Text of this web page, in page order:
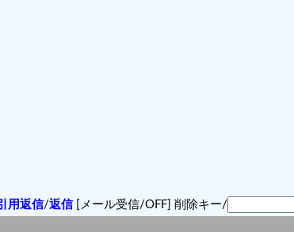
用返信/返信[メール受信/OFF] 削除キー/